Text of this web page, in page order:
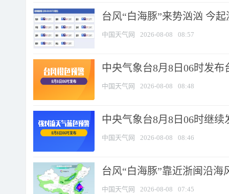
台风“白海豚”来势汹汹 今
中国天气网 2026-08-08 08:57
中央气象台8月8日06时发布
中国天气网 2026-08-08 08:48
中央气象台8月8日06时继
中国天气网 2026-08-08 08:46
台风“白海豚”靠近浙闽沿
中国天气网 2026-08-08 07:45